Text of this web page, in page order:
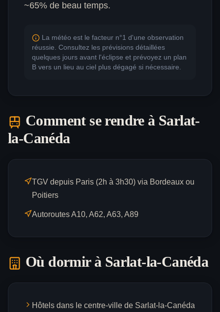
~65% de beau temps.
La météo est le facteur n°1 d'une observation
réussie. Consultez les prévisions détaillées
quelques jours avant l'éclipse et prévoyez un plan
B vers un lieu au ciel plus dégagé si nécessaire.
Comment se rendre à Sarlat-
la-Canéda
TGV depuis Paris (2h à 3h30) via Bordeaux ou
Poitiers
Autoroutes A10, A62, A63, A89
Où dormir à Sarlat-la-Canéda
Hôtels dans le centre-ville de Sarlat-la-Canéda